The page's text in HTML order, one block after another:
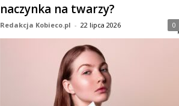
naczynka na twarzy?
Redakcja Kobieco.pl - 22 lipca 2026 0